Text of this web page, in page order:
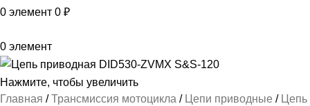
0 элемент 0 ₽
0 элемент
Нажмите, чтобы увеличить
Главная
Трансмиссия мотоцикла Цепи приводные
Цепь